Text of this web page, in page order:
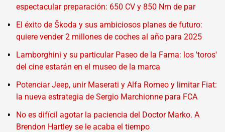
espectacular preparación: 650 CV y 850 Nm de par
El éxito de Škoda y sus ambiciosos planes de futuro:
quiere vender 2 millones de coches al año para 2025
Lamborghini y su particular Paseo de la Fama: los 'toros'
del cine estarán en el museo de la marca
Potenciar Jeep, unir Maserati y Alfa Romeo y limitar Fiat:
la nueva estrategia de Sergio Marchionne para FCA
No es difícil agotar la paciencia del Doctor Marko. A
Brendon Hartley se le acaba el tiempo